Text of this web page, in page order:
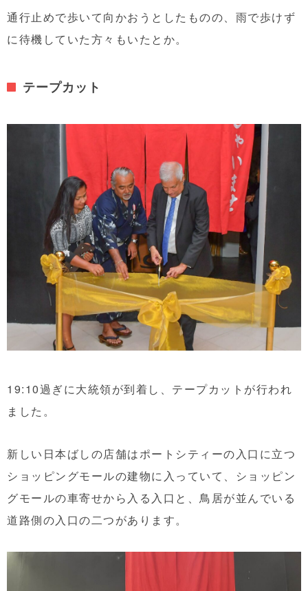
通行止めで歩いて向かおうとしたものの、雨で歩けず
に待機していた方々もいたとか。
テープカット
19:10過ぎに大統領が到着し、テープカットが行われ
ました。
新しい日本ばしの店舗はポートシティーの入口に立つ
ショッピングモールの建物に入っていて、ショッピン
グモールの車寄せから入る入口と、鳥居が並んでいる
道路側の入口の二つがあります。